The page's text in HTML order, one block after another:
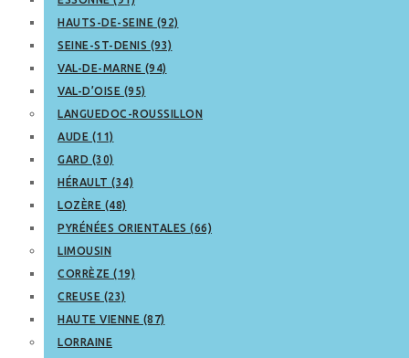
HAUTS-DE-SEINE (92)
SEINE-ST-DENIS (93)
VAL-DE-MARNE (94)
VAL-D’OISE (95)
LANGUEDOC-ROUSSILLON
AUDE (11)
GARD (30)
HÉRAULT (34)
LOZÈRE (48)
PYRÉNÉES ORIENTALES (66)
LIMOUSIN
CORRÈZE (19)
CREUSE (23)
HAUTE VIENNE (87)
LORRAINE